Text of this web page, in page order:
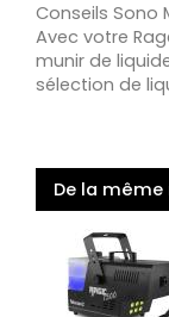
Conseils Sono
Avec votre
munir de
sélection de
De la